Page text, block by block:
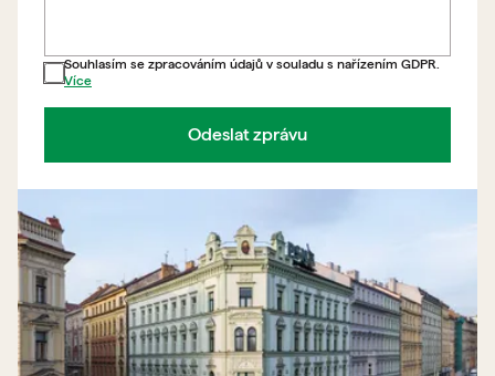
Souhlasím se zpracováním údajů v souladu s nařízením GDPR.
Více
Odeslat zprávu